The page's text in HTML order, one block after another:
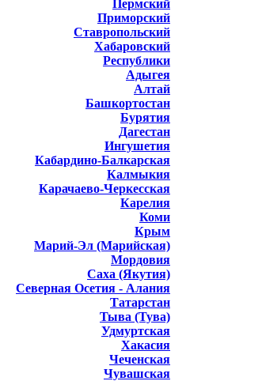
Пермский
Приморский
Ставропольский
Хабаровский
Республики
Адыгея
Алтай
Башкортостан
Бурятия
Дагестан
Ингушетия
Кабардино-Балкарская
Калмыкия
Карачаево-Черкесская
Карелия
Коми
Крым
Марий-Эл (Марийская)
Мордовия
Саха (Якутия)
Северная Осетия - Алания
Татарстан
Тыва (Тува)
Удмуртская
Хакасия
Чеченская
Чувашская